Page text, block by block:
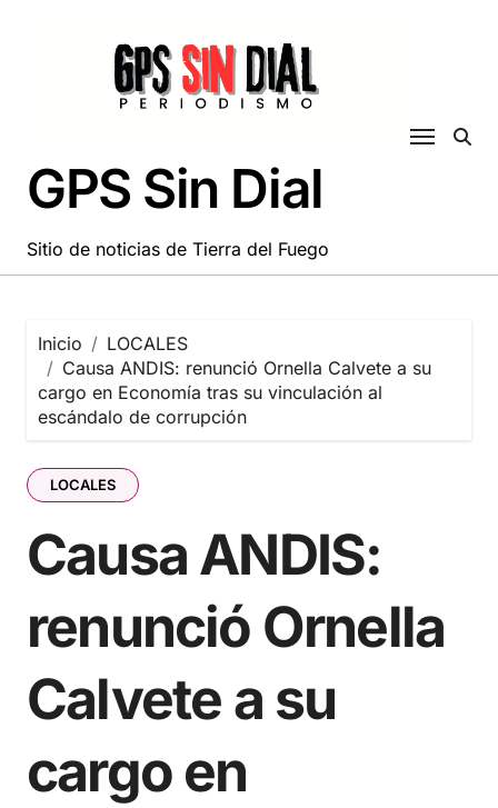
GPS Sin Dial
Sitio de noticias de Tierra del Fuego
Inicio
LOCALES
Causa ANDIS: renunció Ornella Calvete a su
cargo en Economía tras su vinculación al
escándalo de corrupción
LOCALES
Causa ANDIS:
renunció Ornella
Calvete a su
cargo en